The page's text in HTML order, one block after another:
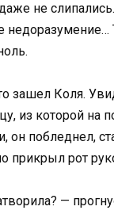
не
недоразумение…
зашел Коля.
из которой на
он побледнел,
прикрыл рот
—